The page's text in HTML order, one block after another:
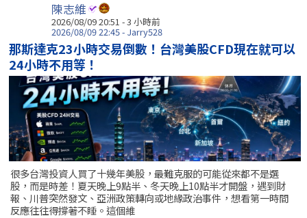
陳志維
2026/08/09 20:51 -3 小時前
2026/08/09 22:45 - Jarry528
那斯達克23小時交易倒數！台灣美股CFD現在就可以
24小時不用等！
很多台灣投資人買了十幾年美股，最難克服的可能從來都不是選
股，而是時差！夏天晚上9點半、冬天晚上10點半才開盤，遇到財
報、川普突然發文、亞洲政策轉向或地緣政治事件，想看第一時間
反應往往得撐著不睡。這個維